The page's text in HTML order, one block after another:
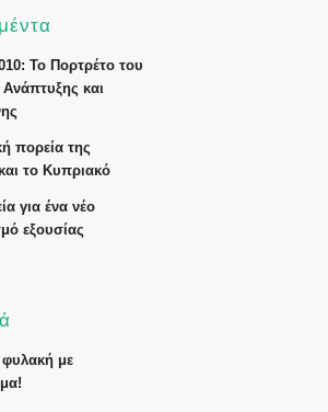
Το Πορτρέτο του
και
πορεία της
το Κυπριακό
για ένα νέο
εξουσίας
με